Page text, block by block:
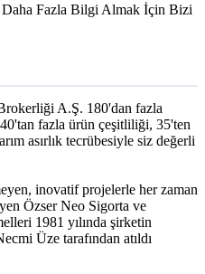
Fazla Bilgi Almak İçin Bizi
A.Ş. 180'dan fazla
40'tan fazla ürün çeşitliliği, 35'ten
asırlık tecrübesiyle siz değerli
inovatif projelerle her zaman
Özser Neo Sigorta ve
1981 yılında şirketin
Üze tarafından atıldı